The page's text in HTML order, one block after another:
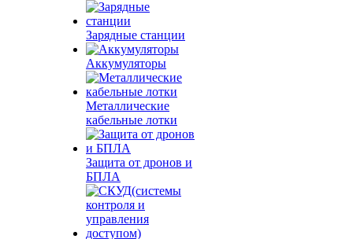
Зарядные станции
Аккумуляторы
Металлические
кабельные лотки
Защита от дронов и
БПЛА